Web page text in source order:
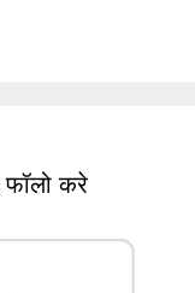
फॉलो करे